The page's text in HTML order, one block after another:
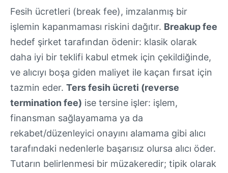
Fesih ücretleri (break fee), imzalanmış bir
işlemin kapanmaması riskini dağıtır. Breakup fee
hedef şirket tarafından ödenir: klasik olarak
daha iyi bir teklifi kabul etmek için çekildiğinde,
ve alıcıyı boşa giden maliyet ile kaçan fırsat için
tazmin eder. Ters fesih ücreti (reverse
termination fee) ise tersine işler: işlem,
finansman sağlayamama ya da
rekabet/düzenleyici onayını alamama gibi alıcı
tarafındaki nedenlerle başarısız olursa alıcı öder.
Tutarın belirlenmesi bir müzakeredir; tipik olarak